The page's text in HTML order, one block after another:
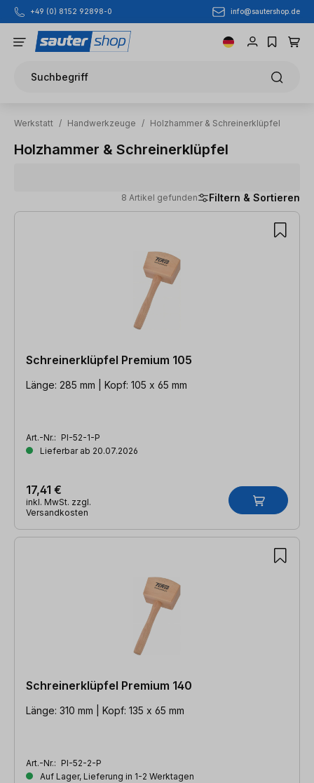
Zum Hauptinhalt springen
+49 (0) 8152 92898-0 info@sautershop.de
Suchbegriff
Werkstatt / Handwerkzeuge / Holzhammer & Schreinerklüpfel
Holzhammer & Schreinerklüpfel
8 Artikel gefunden Filtern & Sortieren
8 Artikel gefunden
Schreinerklüpfel Premium 105
Länge: 285 mm | Kopf: 105 x 65 mm
Art.-Nr.: PI-52-1-P
Lieferbar ab 20.07.2026
17,41 €
inkl. MwSt. zzgl.
Versandkosten
Schreinerklüpfel Premium 140
Länge: 310 mm | Kopf: 135 x 65 mm
Art.-Nr.: PI-52-2-P
Auf Lager, Lieferung in 1-2 Werktagen